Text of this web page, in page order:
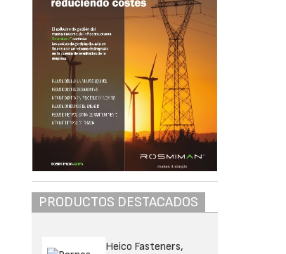
PRODUCTOS DESTACADOS
Heico Fasteners,